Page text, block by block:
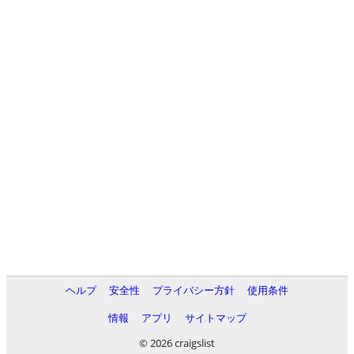
ヘルプ 安全性 プライバシー方針
使用条件
情報
アプリ
サイトマップ
© 2026 craigslist